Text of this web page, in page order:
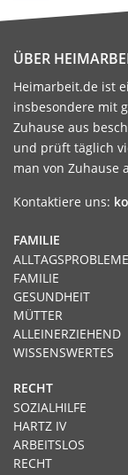
ÜBER
Heimarbeit.de ist
insbesondere mit
Zuhause aus
und prüft täglich
man von Zuhause
Kontaktiere uns:
FAMILIE
ALLTAGSPROBLEME
FAMILIE
GESUNDHEIT
MÜTTER
ALLEINERZIEHEND
WISSENSWERTES
RECHT
SOZIALHILFE
HARTZ IV
ARBEITSLOS
RECHT